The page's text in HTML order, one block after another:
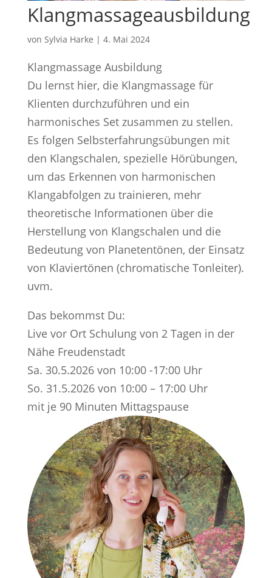
Klangmassageausbildung
von Sylvia Harke | 4. Mai 2024
Klangmassage Ausbildung
Du lernst hier, die Klangmassage für
Klienten durchzuführen und ein
harmonisches Set zusammen zu stellen.
Es folgen Selbsterfahrungsübungen mit
den Klangschalen, spezielle Hörübungen,
um das Erkennen von harmonischen
Klangabfolgen zu trainieren, mehr
theoretische Informationen über die
Herstellung von Klangschalen und die
Bedeutung von Planetentönen, der Einsatz
von Klaviertönen (chromatische Tonleiter).
uvm.
Das bekommst Du:
Live vor Ort Schulung von 2 Tagen in der
Nähe Freudenstadt
Sa. 30.5.2026 von 10:00 -17:00 Uhr
So. 31.5.2026 von 10:00 – 17:00 Uhr
mit je 90 Minuten Mittagspause